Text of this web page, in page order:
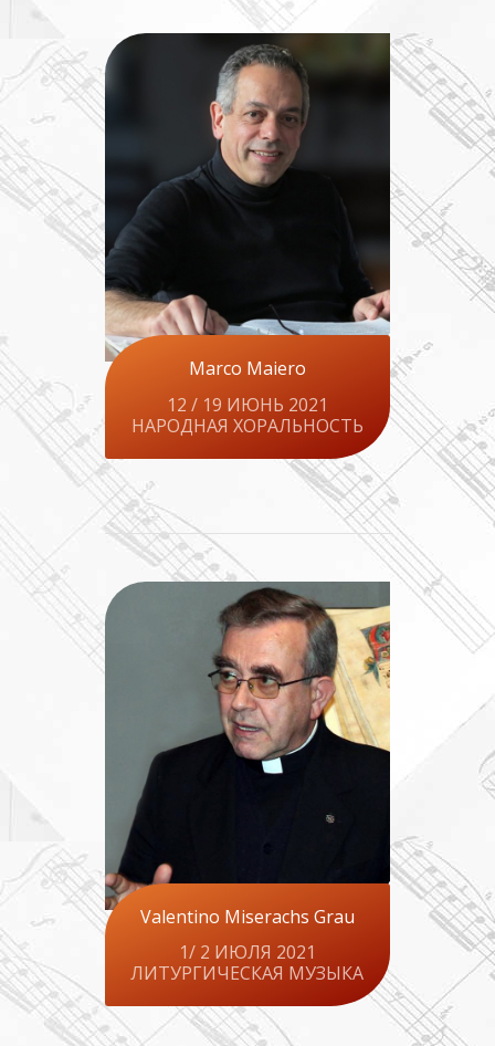
Marco Maiero
12 / 19 ИЮНЬ 2021
НАРОДНАЯ ХОРАЛЬНОСТЬ
Valentino Miserachs Grau
1/ 2 ИЮЛЯ 2021
ЛИТУРГИЧЕСКАЯ МУЗЫКА